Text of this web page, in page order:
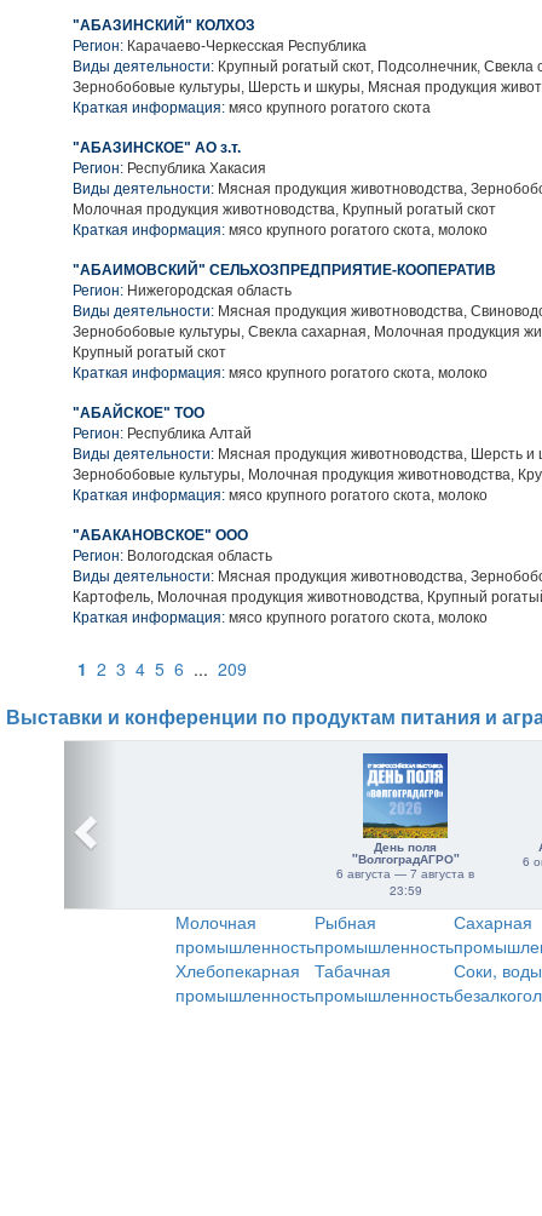
"АБАЗИНСКИЙ" КОЛХОЗ
Регион: Карачаево-Черкесская Республика
Виды деятельности: Крупный рогатый скот, Подсолнечник, Свекла
Зернобобовые культуры, Шерсть и шкуры, Мясная продукция
Краткая информация: мясо крупного рогатого скота
"АБАЗИНСКОЕ" АО з.т.
Регион: Республика Хакасия
Виды деятельности: Мясная продукция животноводства,
Молочная продукция животноводства, Крупный рогатый скот
Краткая информация: мясо крупного рогатого скота, молоко
"АБАИМОВСКИЙ" СЕЛЬХОЗПРЕДПРИЯТИЕ-КООПЕРАТИВ
Регион: Нижегородская область
Виды деятельности: Мясная продукция животноводства,
Зернобобовые культуры, Свекла сахарная, Молочная продукция
Крупный рогатый скот
Краткая информация: мясо крупного рогатого скота, молоко
"АБАЙСКОЕ" ТОО
Регион: Республика Алтай
Виды деятельности: Мясная продукция животноводства, Шерсть и
Зернобобовые культуры, Молочная продукция животноводства,
Краткая информация: мясо крупного рогатого скота, молоко
"АБАКАНОВСКОЕ" ООО
Регион: Вологодская область
Виды деятельности: Мясная продукция животноводства,
Картофель, Молочная продукция животноводства, Крупный
Краткая информация: мясо крупного рогатого скота, молоко
1 2 3 4 5 6 ... 209
Выставки и конференции по продуктам питания и
День поля
"ВолгоградАГРО"
6 августа — 7 августа в
23:59
6
Молочная
промышленность
Рыбная
промышленность
Сахарная
Хлебопекарная
промышленность
Табачная
промышленность
Соки,